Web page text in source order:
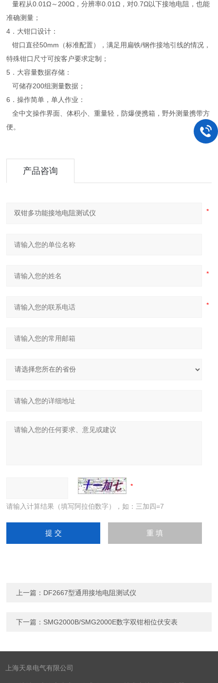
量程从0.01Ω～200Ω，分辨率0.01Ω，对0.7Ω以下接地电阻，也能
准确测量；
4．大钳口设计：
钳口直径50mm（标准配置），满足用扁铁/钢作接地引线的情况，
特殊钳口尺寸可按客户要求定制；
5．大容量数据存储：
可储存200组测量数据；
6．操作简单，单人作业：
全中文操作界面、体积小、重量轻，防爆便携箱，野外测量携带方
便。
产品咨询
请输入计算结果（填写阿拉伯数字），如：三加四=7
上一篇： DF2667型通用接地电阻测试仪
下一篇： SMG2000B/SMG2000E数字双钳相位伏安表
上海天皋电气有限公司